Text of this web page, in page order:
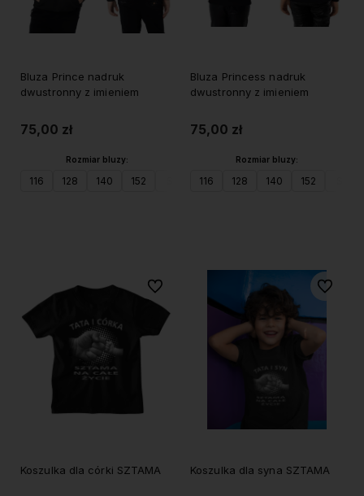
Bluza Prince nadruk
dwustronny z imieniem
75,00 zł
Rozmiar bluzy:
116 128 140 152 S - rozmiar dorosły M - rozmiar dorosły
Bluza Princess nadruk
dwustronny z imieniem
75,00 zł
Rozmiar bluzy:
116 128 140 152
Koszulka dla córki SZTAMA
Do ulubionych
Koszulka dla syna SZTAMA
Do